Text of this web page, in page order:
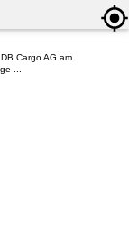
Cargo AG am
...